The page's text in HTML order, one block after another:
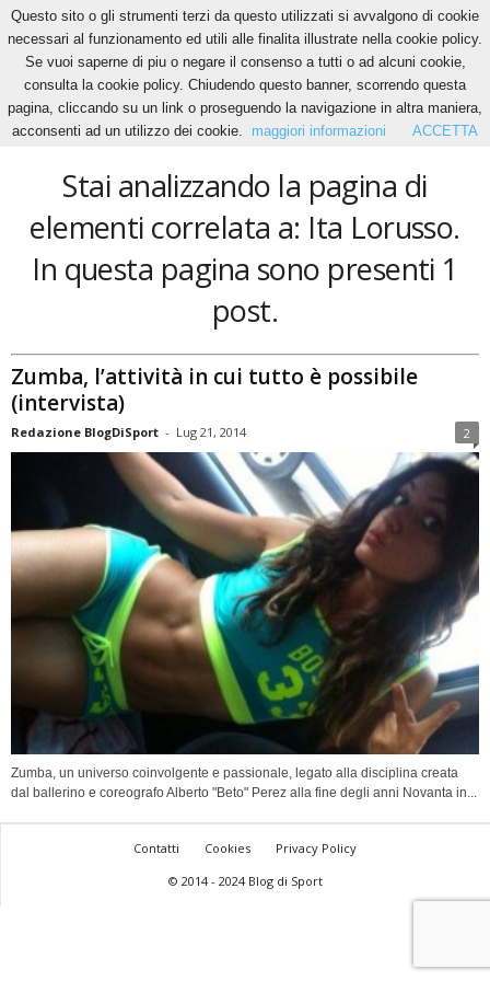
Home Tags Ita Lorusso
Ita Lorusso
Stai analizzando la pagina di
elementi correlata a: Ita Lorusso.
In questa pagina sono presenti 1
post.
Zumba, l’attività in cui tutto è possibile
(intervista)
Redazione BlogDiSport - Lug 21, 2014 2
Zumba, un universo coinvolgente e passionale, legato alla disciplina creata
dal ballerino e coreografo Alberto "Beto" Perez alla fine degli anni Novanta in...
Contatti Cookies
Privacy Policy
© 2014 - 2024 Blog di Sport
Questo sito o gli strumenti terzi da questo utilizzati si avvalgono di cookie
necessari al funzionamento ed utili alle finalita illustrate nella cookie policy.
Se vuoi saperne di piu o negare il consenso a tutti o ad alcuni cookie,
consulta la cookie policy. Chiudendo questo banner, scorrendo questa
pagina, cliccando su un link o proseguendo la navigazione in altra maniera,
acconsenti ad un utilizzo dei cookie.
maggiori informazioni ACCETTA